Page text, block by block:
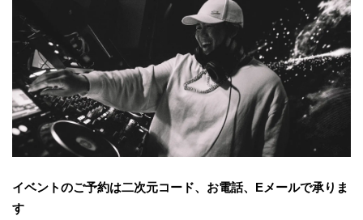
イベントのご予約は二次元コード、お電話、Eメールで承りま
す